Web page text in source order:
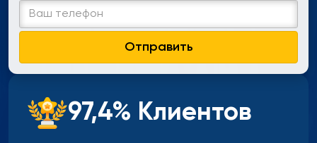
Отправить
97,4% Клиентов